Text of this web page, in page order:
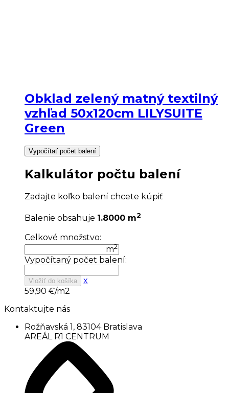
Obklad zelený matný textilný
vzhľad 50x120cm LILYSUITE
Green
Vypočítať počet balení
Kalkulátor počtu balení
Zadajte koľko balení chcete kúpiť
Balenie obsahuje 1.8000 m2
Celkové množstvo:
m2
Vypočítaný počet balení:
Vložiť do košíka
x
59,90 €/m2
Kontaktujte nás
Rožňavská 1, 83104 Bratislava
AREÁL R1 CENTRUM